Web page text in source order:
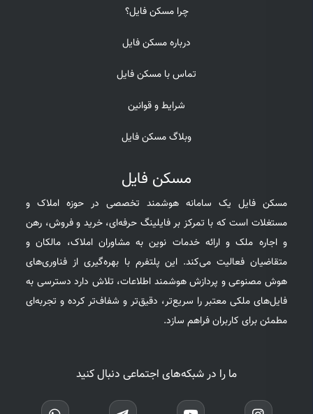
چرا مسکن فایل؟
درباره مسکن فایل
تماس با مسکن فایل
شرایط و قوانین
وبلاگ مسکن فایل
مسکن فایل
مسکن فایل یک سامانه هوشمند تخصصی در حوزه املاک و
مستغلات است که با تمرکز بر فایلینگ حرفه‌ای، خرید و فروش، رهن
و اجاره ملک و ارائه خدمات نوین به مشاوران املاک، مالکان و
متقاضیان فعالیت می‌کند. این پلتفرم با بهره‌گیری از فناوری‌های
هوش مصنوعی و پردازش هوشمند اطلاعات، تلاش دارد دسترسی به
فایل‌های ملکی معتبر را سریع‌تر، دقیق‌تر و شفاف‌تر کرده و تجربه‌ای
مطمئن برای کاربران فراهم سازد.
ما را در شبکه‌های اجتماعی دنبال کنید